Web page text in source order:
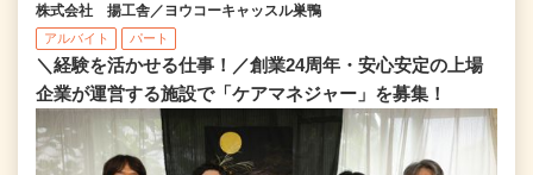
株式会社 揚工舎／ヨウコーキャッスル巣鴨
アルバイト パート
＼経験を活かせる仕事！／創業24周年・安心安定の上場
企業が運営する施設で「ケアマネジャー」を募集！